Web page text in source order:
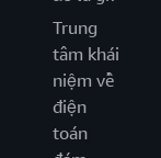
Trung
tâm khái
niệm về
điện
toán